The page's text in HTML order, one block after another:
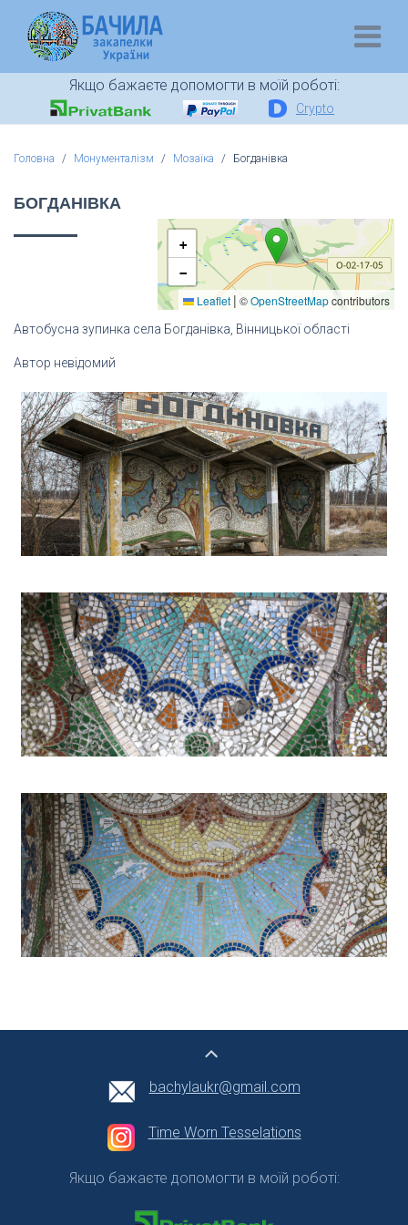
Якщо бажаєте допомогти в моїй роботі:
Crypto
Головна Монументалізм Мозаїка Богданівка
БОГДАНІВКА
+
−
Leaflet | ©OpenStreetMapcontributors
Автобусна зупинка села Богданівка, Вінницької області
Автор невідомий
bachylaukr@gmail.com
Time Worn Tesselations
Якщо бажаєте допомогти в моїй роботі: